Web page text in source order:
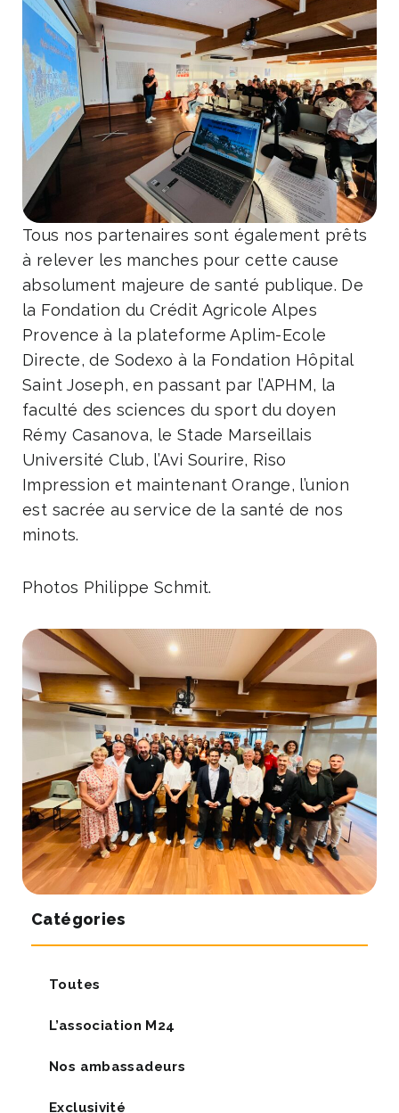
Tous nos partenaires sont également prêts
à relever les manches pour cette cause
absolument majeure de santé publique. De
la Fondation du Crédit Agricole Alpes
Provence à la plateforme Aplim-Ecole
Directe, de Sodexo à la Fondation Hôpital
Saint Joseph, en passant par l’APHM, la
faculté des sciences du sport du doyen
Rémy Casanova, le Stade Marseillais
Université Club, l’Avi Sourire, Riso
Impression et maintenant Orange, l’union
est sacrée au service de la santé de nos
minots.
Photos Philippe Schmit.
Catégories
Toutes
L’association M24
Nos ambassadeurs
Exclusivité